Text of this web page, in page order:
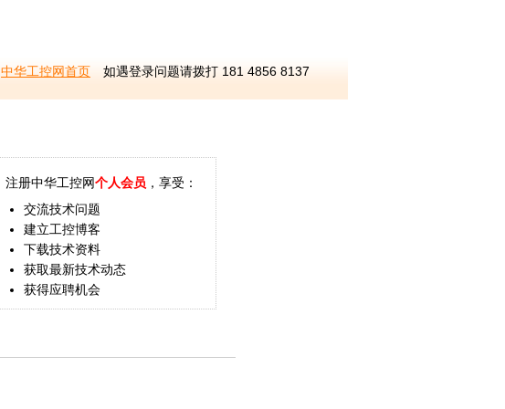
中华工控网首页 如遇登录问题请拨打 181 4856 8137
注册中华工控网个人会员 ，享受：
交流技术问题
建立工控博客
下载技术资料
获取最新技术动态
获得应聘机会